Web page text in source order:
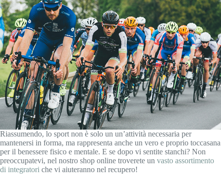
Riassumendo, lo sport non è solo un un’attività necessaria per
mantenersi in forma, ma rappresenta anche un vero e proprio toccasana
per il benessere fisico e mentale. E se dopo vi sentite stanchi? Non
preoccupatevi, nel nostro shop online troverete un vasto assortimento
di integratori che vi aiuteranno nel recupero!